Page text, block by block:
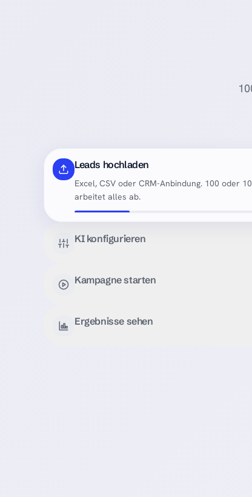
Leads hochladen
Excel, CSV oder CRM-Anbindung. 100 oder
arbeitet alles ab.
KI konfigurieren
Kampagne starten
Ergebnisse sehen